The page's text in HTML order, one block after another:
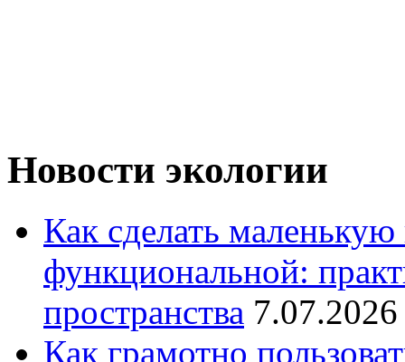
Новости экологии
Как сделать
функциональной:
пространства
Как грамотно